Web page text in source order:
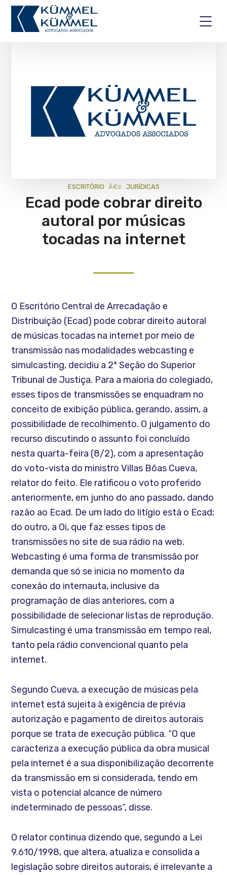
ESCRITÓRIO JURÍ­DICAS
Ecad pode cobrar direito
autoral por músicas
tocadas na internet
O Escritório Central de Arrecadação e
Distribuição (Ecad) pode cobrar direito autoral
de músicas tocadas na internet por meio de
transmissão nas modalidades webcasting e
simulcasting, decidiu a 2ª Seção do Superior
Tribunal de Justiça. Para a maioria do colegiado,
esses tipos de transmissões se enquadram no
conceito de exibição pública, gerando, assim, a
possibilidade de recolhimento. O julgamento do
recurso discutindo o assunto foi concluído
nesta quarta-feira (8/2), com a apresentação
do voto-vista do ministro Villas Bôas Cueva,
relator do feito. Ele ratificou o voto proferido
anteriormente, em junho do ano passado, dando
razão ao Ecad. De um lado do litígio está o Ecad;
do outro, a Oi, que faz esses tipos de
transmissões no site de sua rádio na web.
Webcasting é uma forma de transmissão por
demanda que só se inicia no momento da
conexão do internauta, inclusive da
programação de dias anteriores, com a
possibilidade de selecionar listas de reprodução.
Simulcasting é uma transmissão em tempo real,
tanto pela rádio convencional quanto pela
internet.
Segundo Cueva, a execução de músicas pela
internet está sujeita à exigência de prévia
autorização e pagamento de direitos autorais
porque se trata de execução pública. “O que
caracteriza a execução pública da obra musical
pela internet é a sua disponibilização decorrente
da transmissão em si considerada, tendo em
vista o potencial alcance de número
indeterminado de pessoas”, disse.
O relator continua dizendo que, segundo a Lei
9.610/1998, que altera, atualiza e consolida a
legislação sobre direitos autorais, é irrelevante a